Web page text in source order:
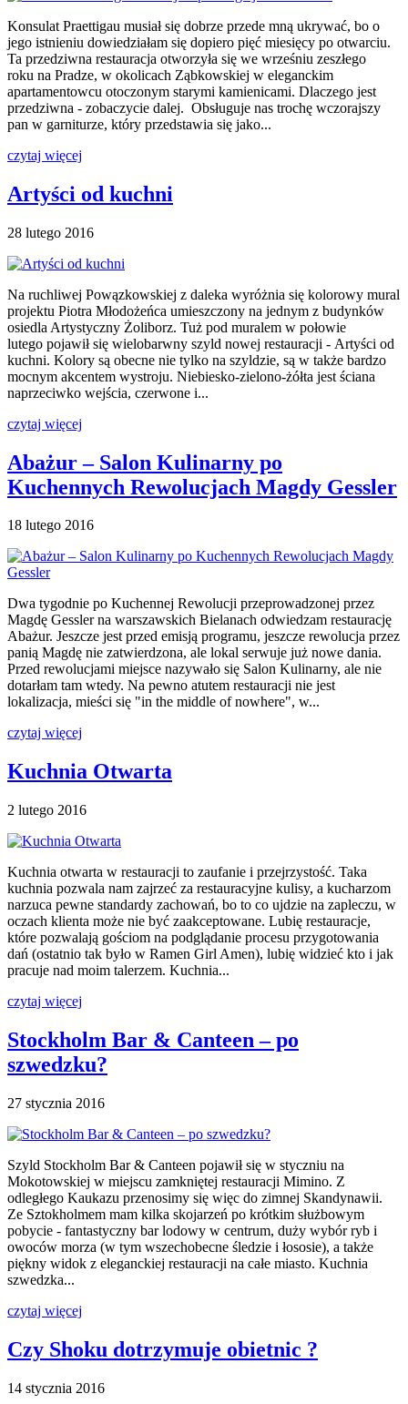
Konsulat Praettigau musiał się dobrze przede mną ukrywać, bo o
jego istnieniu dowiedziałam się dopiero pięć miesięcy po otwarciu.
Ta przedziwna restauracja otworzyła się we wrześniu zeszłego
roku na Pradze, w okolicach Ząbkowskiej w eleganckim
apartamentowcu otoczonym starymi kamienicami. Dlaczego jest
przedziwna - zobaczycie dalej. Obsługuje nas trochę wczorajszy
pan w garniturze, który przedstawia się jako...
czytaj więcej
Artyści od kuchni
28 lutego 2016
Na ruchliwej Powązkowskiej z daleka wyróżnia się kolorowy mural
projektu Piotra Młodożeńca umieszczony na jednym z budynków
osiedla Artystyczny Żoliborz. Tuż pod muralem w połowie
lutego pojawił się wielobarwny szyld nowej restauracji - Artyści od
kuchni. Kolory są obecne nie tylko na szyldzie, są w także bardzo
mocnym akcentem wystroju. Niebiesko-zielono-żółta jest ściana
naprzeciwko wejścia, czerwone i...
czytaj więcej
Abażur – Salon Kulinarny po
Kuchennych Rewolucjach Magdy Gessler
18 lutego 2016
Dwa tygodnie po Kuchennej Rewolucji przeprowadzonej przez
Magdę Gessler na warszawskich Bielanach odwiedzam restaurację
Abażur. Jeszcze jest przed emisją programu, jeszcze rewolucja przez
panią Magdę nie zatwierdzona, ale lokal serwuje już nowe dania.
Przed rewolucjami miejsce nazywało się Salon Kulinarny, ale nie
dotarłam tam wtedy. Na pewno atutem restauracji nie jest
lokalizacja, mieści się "in the middle of nowhere", w...
czytaj więcej
Kuchnia Otwarta
2 lutego 2016
Kuchnia otwarta w restauracji to zaufanie i przejrzystość. Taka
kuchnia pozwala nam zajrzeć za restauracyjne kulisy, a kucharzom
narzuca pewne standardy zachowań, bo to co ujdzie na zapleczu, w
oczach klienta może nie być zaakceptowane. Lubię restauracje,
które pozwalają gościom na podglądanie procesu przygotowania
dań (ostatnio tak było w Ramen Girl Amen), lubię widzieć kto i jak
pracuje nad moim talerzem. Kuchnia...
czytaj więcej
Stockholm Bar & Canteen – po
szwedzku?
27 stycznia 2016
Szyld Stockholm Bar & Canteen pojawił się w styczniu na
Mokotowskiej w miejscu zamkniętej restauracji Mimino. Z
odległego Kaukazu przenosimy się więc do zimnej Skandynawii.
Ze Sztokholmem mam kilka skojarzeń po krótkim służbowym
pobycie - fantastyczny bar lodowy w centrum, duży wybór ryb i
owoców morza (w tym wszechobecne śledzie i łososie), a także
piękny widok z eleganckiej restauracji na całe miasto. Kuchnia
szwedzka...
czytaj więcej
Czy Shoku dotrzymuje obietnic ?
14 stycznia 2016